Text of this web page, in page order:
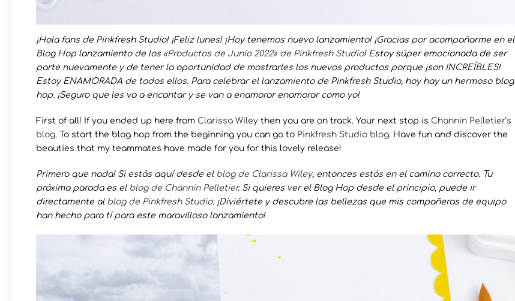
¡Hola fans de Pinkfresh Studio! ¡Feliz lunes! ¡Hoy tenemos nuevo lanzamiento! ¡Gracias por acompañarme en el
Blog Hop lanzamiento de los «Productos de Junio 2022» de Pinkfresh Studio! Estoy súper emocionada de ser
parte nuevamente y de tener la oportunidad de mostrarles los nuevos productos porque ¡son INCREÍBLES!
Estoy ENAMORADA de todos ellos. Para celebrar el lanzamiento de Pinkfresh Studio, hoy hay un hermoso blog
hop. ¡Seguro que les va a encantar y se van a enamorar enamorar como yo!
First of all! If you ended up here from Clarissa Wiley then you are on track. Your next stop is Channin Pelletier’s
blog. To start the blog hop from the beginning you can go to Pinkfresh Studio blog. Have fun and discover the
beauties that my teammates have made for you for this lovely release!
Primero que nada! Si estás aquí desde el blog de Clarissa Wiley, entonces estás en el camino correcto. Tu
próxima parada es el blog de Channin Pelletier. Si quieres ver el Blog Hop desde el principio, puede ir
directamente al blog de Pinkfresh Studio. ¡Diviértete y descubre las bellezas que mis compañeras de equipo
han hecho para tí para este maravilloso lanzamiento!